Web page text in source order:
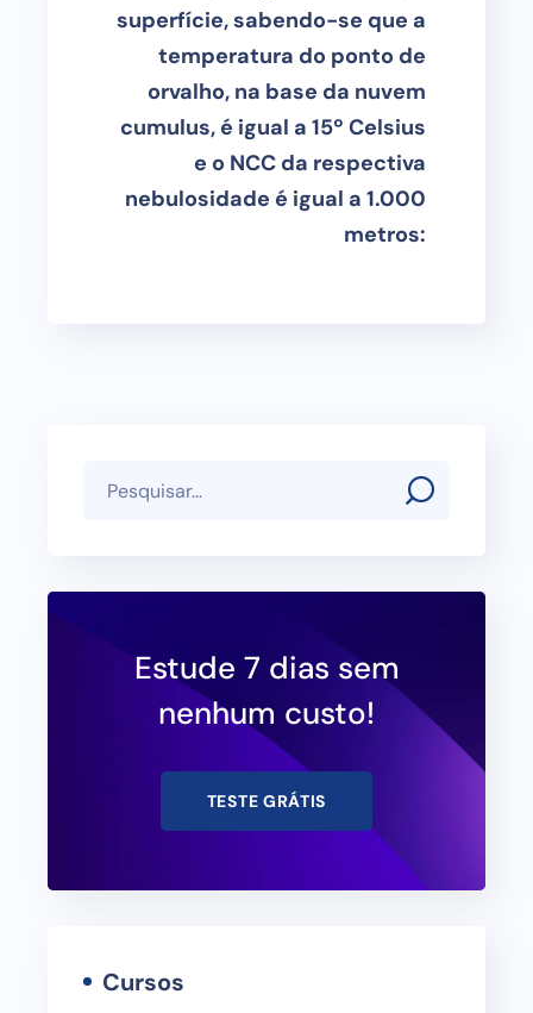
superfície, sabendo-se que a
temperatura do ponto de
orvalho, na base da nuvem
cumulus, é igual a 15º Celsius
e o NCC da respectiva
nebulosidade é igual a 1.000
metros:
Estude 7 dias sem
nenhum custo!
TESTE GRÁTIS
Cursos